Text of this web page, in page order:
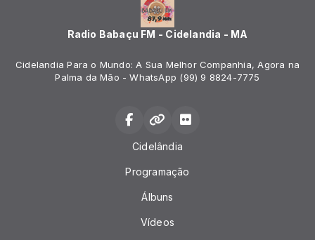
Radio Babaçu FM - Cidelandia - MA
Cidelandia Para o Mundo: A Sua Melhor Companhia, Agora na
Palma da Mão - WhatsApp (99) 9 8824-7775
Cidelândia
Programação
Álbuns
Vídeos